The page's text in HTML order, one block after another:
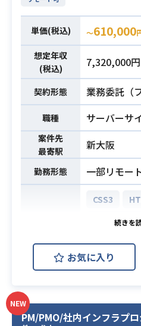
測性など）
必須スキル
・Node.jsを
発経験
・
act/Next.js
エンド開発
・生成AIや
に関する知見
業務内容
環境にて、
ムのスケー
既存システ
負債への対
す。
【仕事内容
下記の業務
す。
・大規模環
新機能開発
善業務
・ユーザー
ャの拡張や
・高い可用
持するため
※詳細は面
・Ruby on
目安）
・実運用さ
単価(税込) 〜610,000
想定年収
(税込)
7,320,000円
契約形態 業務委託（
職種 サーバーサ
案件先
最寄駅
新大阪
勤務形態 一部リモー
CSS3
JavaScript
Laravel
Oracle
用いた
Webアプリ
お気に入り
NEW
PM/PMO/社内インフラプ